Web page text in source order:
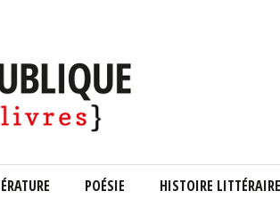
POÉSIE HISTOIRE LITTÉRAIRE